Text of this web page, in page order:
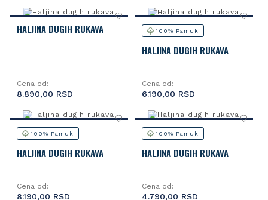
HALJINA DUGIH RUKAVA
Cena od:
8.890,00 RSD
100% Pamuk
HALJINA DUGIH RUKAVA
Cena od:
6.190,00 RSD
100% Pamuk
HALJINA DUGIH RUKAVA
Cena od:
8.190,00 RSD
100% Pamuk
HALJINA DUGIH RUKAVA
Cena od:
4.790,00 RSD